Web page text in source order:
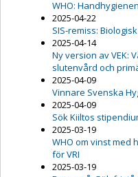
WHO:
2025-04-22
SIS-remiss:
2025-04-14
Ny version av VEK:
slutenvård och
2025-04-09
Vinnare Svenska
2025-04-09
Sök Kiiltos
2025-03-19
WHO om vinst med
för VRI
2025-03-19